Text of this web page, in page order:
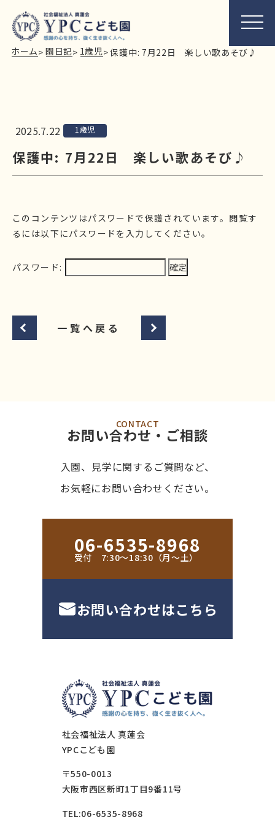
ホーム> 園日記> 1歳児> 保護中: 7月22日 楽しい歌あそび♪
2025.7.22 1歳児
保護中: 7月22日 楽しい歌あそび♪
このコンテンツはパスワードで保護されています。閲覧す
るには以下にパスワードを入力してください。
パスワード:
一覧へ戻る
CONTACT
お問い合わせ・ご相談
入園、見学に関するご質問など、
お気軽にお問い合わせください。
06-6535-8968
受付 7:30〜18:30（月〜土）
お問い合わせはこちら
社会福祉法人 真蓮会
YPCこども園
〒550-0013
大阪市西区新町1丁目9番11号
TEL:06-6535-8968